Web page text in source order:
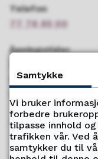
Telefon
77 78 85 00
Åpningstider
08.00 - 15.00
Send oss faktura
Samtykke
Vi bruker
forbedre
tilpasse innhold
trafikken vår. Ved
samtykker du til